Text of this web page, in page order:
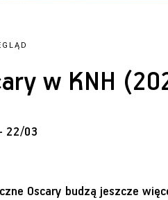
w KNH
22/03
Oscary budzą jeszcze